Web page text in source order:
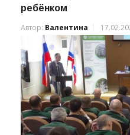
ребёнком
Автор: Валентина